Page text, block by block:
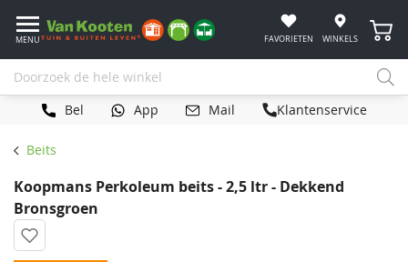
MENU FAVORIETEN WINKELS
Bel App Mail Klantenservice
Beits
Koopmans Perkoleum beits - 2,5 ltr - Dekkend
Bronsgroen